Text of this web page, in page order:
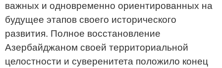
важных и одновременно ориентированных на
будущее этапов своего исторического
развития. Полное восстановление
Азербайджаном своей территориальной
целостности и суверенитета положило конец